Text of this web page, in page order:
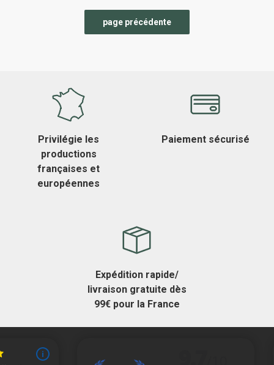
Privilégie les
productions
françaises et
européennes
Paiement sécurisé
Expédition rapide/
livraison gratuite dès
99€ pour la France